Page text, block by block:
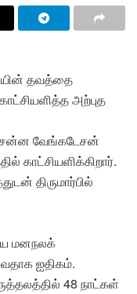
தவத்தை
அற்புத
வேங்கடேசன்
காட்சியளிக்கிறார்.
திருமார்பில்
மனநலக்
ஐதிகம்.
48 நாட்கள்